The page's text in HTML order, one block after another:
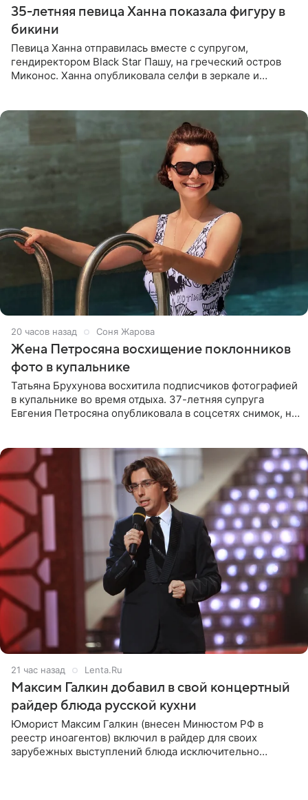
35-летняя певица Ханна показала фигуру в
бикини
Певица Ханна отправилась вместе с супругом,
гендиректором Black Star Пашу, на греческий остров
Миконос. Ханна опубликовала селфи в зеркале и
20 часов назад Соня Жарова
Жена Петросяна восхищение поклонников
фото в купальнике
Татьяна Брухунова восхитила подписчиков фотографией
в купальнике во время отдыха. 37-летняя супруга
Евгения Петросяна опубликовала в соцсетях снимок, на
21 час назад Lenta.Ru
Максим Галкин добавил в свой концертный
райдер блюда русской кухни
Юморист Максим Галкин (внесен Минюстом РФ в
реестр иноагентов) включил в райдер для своих
зарубежных выступлений блюда исключительно